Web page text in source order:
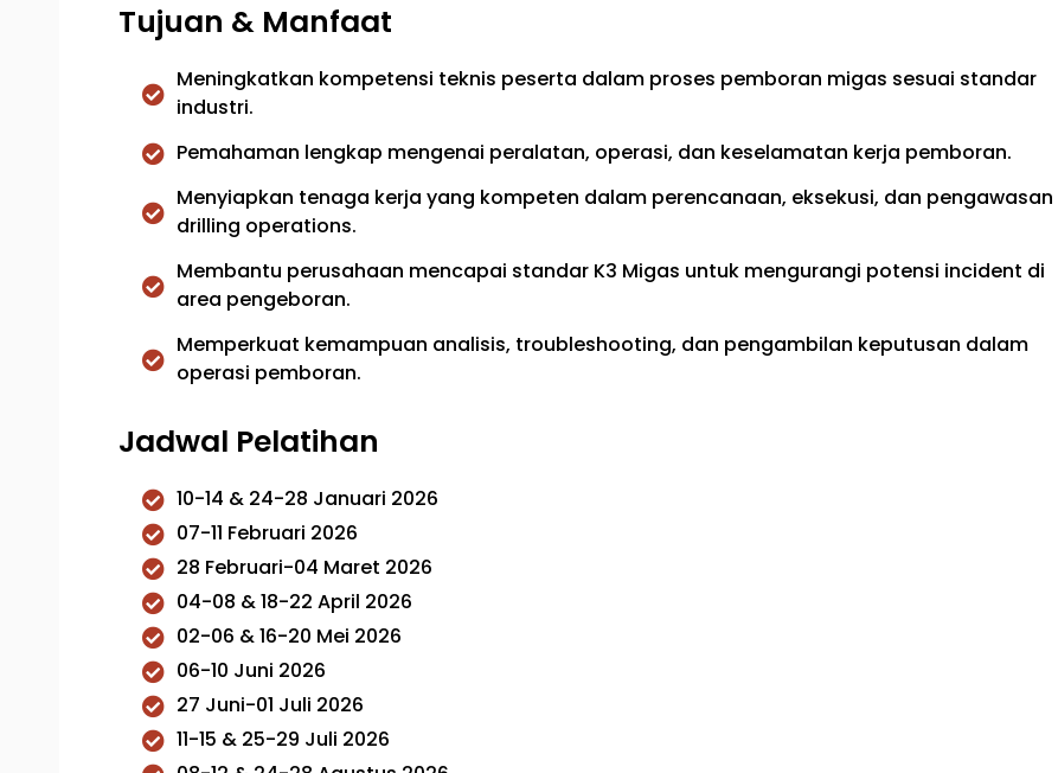
Tujuan & Manfaat
Meningkatkan kompetensi teknis peserta dalam proses pemboran migas sesuai standar
industri.
Pemahaman lengkap mengenai peralatan, operasi, dan keselamatan kerja pemboran.
Menyiapkan tenaga kerja yang kompeten dalam perencanaan, eksekusi, dan pengawasan
drilling operations.
Membantu perusahaan mencapai standar K3 Migas untuk mengurangi potensi incident di
area pengeboran.
Memperkuat kemampuan analisis, troubleshooting, dan pengambilan keputusan dalam
operasi pemboran.
Jadwal Pelatihan
10-14 & 24-28 Januari 2026
07-11 Februari 2026
28 Februari-04 Maret 2026
04-08 & 18-22 April 2026
02-06 & 16-20 Mei 2026
06-10 Juni 2026
27 Juni-01 Juli 2026
11-15 & 25-29 Juli 2026